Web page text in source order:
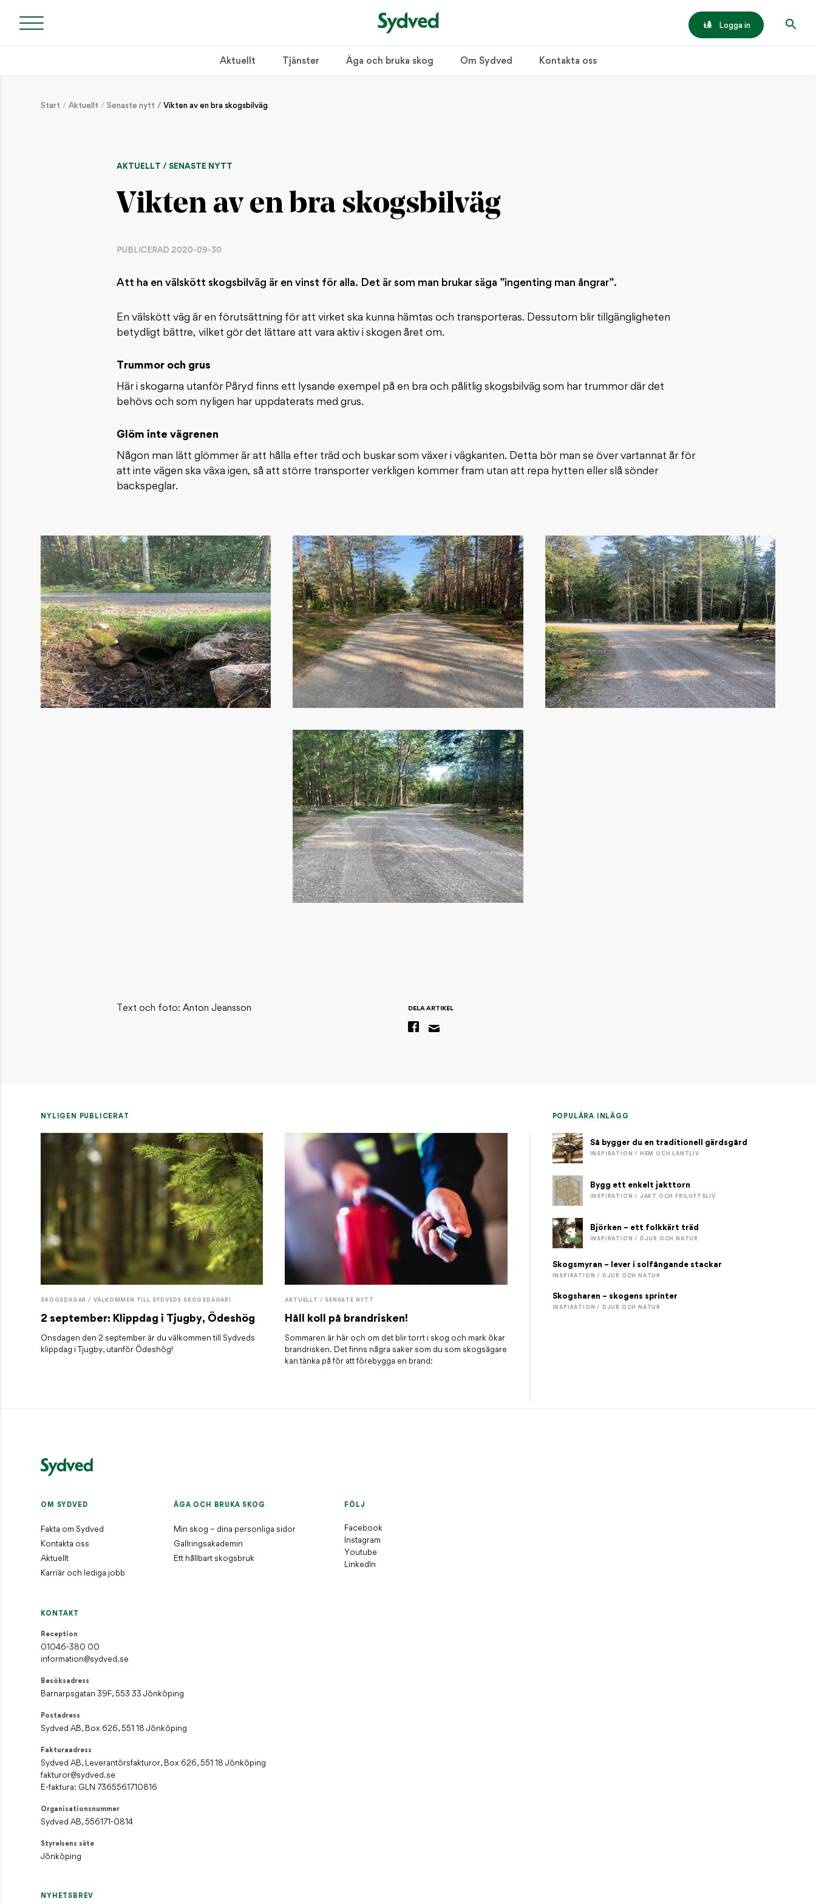
Logga in
Aktuellt Tjänster Äga och bruka skog Om Sydved Kontakta oss
Start Aktuellt Senaste nytt Vikten av en bra skogsbilväg
AKTUELLT / SENASTE NYTT
Vikten av en bra skogsbilväg
PUBLICERAD 2020-09-30
Att ha en välskött skogsbilväg är en vinst för alla. Det är som man brukar säga ”ingenting man ångrar”.
En välskött väg är en förutsättning för att virket ska kunna hämtas och transporteras. Dessutom blir tillgängligheten
betydligt bättre, vilket gör det lättare att vara aktiv i skogen året om.
Trummor och grus
Här i skogarna utanför Påryd finns ett lysande exempel på en bra och pålitlig skogsbilväg som har trummor där det
behövs och som nyligen har uppdaterats med grus.
Glöm inte vägrenen
Någon man lätt glömmer är att hålla efter träd och buskar som växer i vägkanten. Detta bör man se över vartannat år för
att inte vägen ska växa igen, så att större transporter verkligen kommer fram utan att repa hytten eller slå sönder
backspeglar.
Text och foto: Anton Jeansson DELA ARTIKEL
NYLIGEN PUBLICERAT
SKOGSDAGAR / VÄLKOMMEN TILL SYDVEDS SKOGSDAGAR!
2 september: Klippdag i Tjugby, Ödeshög
Onsdagen den 2 september är du välkommen till Sydveds
klippdag i Tjugby, utanför Ödeshög!
AKTUELLT / SENASTE NYTT
Håll koll på brandrisken!
Sommaren är här och om det blir torrt i skog och mark ökar
brandrisken. Det finns några saker som du som skogsägare
kan tänka på för att förebygga en brand:
POPULÄRA INLÄGG
Så bygger du en traditionell gärdsgård
INSPIRATION / HEM OCH LANTLIV
Bygg ett enkelt jakttorn
INSPIRATION / JAKT OCH FRILUFTSLIV
Björken – ett folkkärt träd
INSPIRATION / DJUR OCH NATUR
Skogsmyran – lever i solfångande stackar
INSPIRATION / DJUR OCH NATUR
Skogsharen – skogens sprinter
INSPIRATION / DJUR OCH NATUR
OM SYDVED
Fakta om Sydved
Kontakta oss
Aktuellt
Karriär och lediga jobb
ÄGA OCH BRUKA SKOG
Min skog – dina personliga sidor
Gallringsakademin
Ett hållbart skogsbruk
FÖLJ
Facebook
Instagram
Youtube
LinkedIn
KONTAKT
Reception
01046-380 00
information@sydved.se
Besöksadress
Barnarpsgatan 39F, 553 33 Jönköping
Postadress
Sydved AB, Box 626, 551 18 Jönköping
Fakturaadress
Sydved AB, Leverantörsfakturor, Box 626, 551 18 Jönköping
fakturor@sydved.se
E-faktura: GLN 7365561710816
Organisationsnummer
Sydved AB, 556171-0814
Styrelsens säte
Jönköping
NYHETSBREV